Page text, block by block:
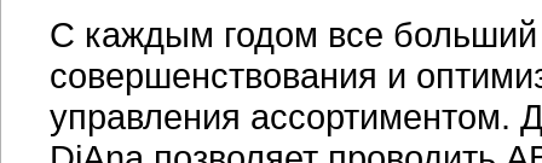
С каждым годом все больший
совершенствования и
управления ассортиментом.